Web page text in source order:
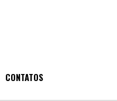
CONTATOS